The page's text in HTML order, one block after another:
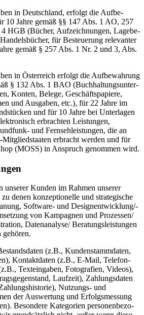
in Deutschland, erfolgt die Aufbe­
10 Jahre gemäß §§ 147 Abs. 1 AO, 257
HGB (Bücher, Aufzeich­nungen, Lagebe­
für Besteuerung relevanter
gemäß § 257 Abs. 1 Nr. 2 und 3, Abs.
in Öster­reich erfolgt die Aufbe­wahrung
§ 132 Abs. 1 BAO (Buchhal­tungs­un­ter­
Konten, Belege, Geschäfts­pa­piere,
und Ausgaben, etc.), für 22 Jahre im
und für 10 Jahre bei Unter­lagen
erbrachten Leistungen,
und Fernseh­leis­tungen, die an
erbracht werden und für
(MOSS) in Anspruch genommen wird.
unserer Kunden im Rahmen unserer
denen konzep­tio­nelle und strate­gische
Software- und Design­ent­wick­lung/-
von Kampagnen und Prozessen/
Datenanalyse/ Beratungs­leis­tungen
gehören.
(z.B., Kunden­stamm­daten,
Kontakt­daten (z.B., E‑Mail, Telefon­
Textein­gaben, Fotografien, Videos),
Laufzeit), Zahlungs­daten
Nutzungs- und
der Auswertung und Erfolgs­messung
Besondere Kategorien perso­nen­be­zo­